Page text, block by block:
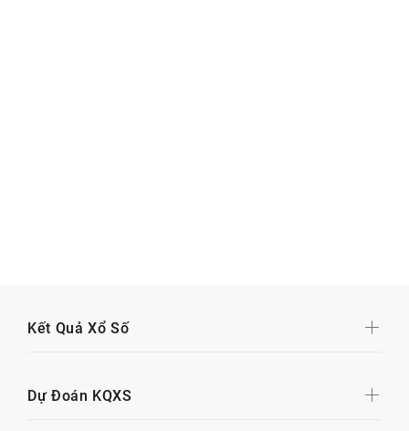
Kết Quả Xổ Số
Dự Đoán KQXS